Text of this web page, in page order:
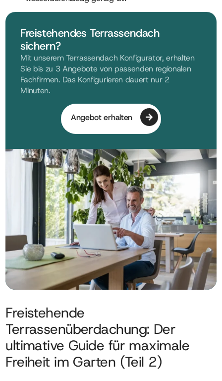
Freistehendes Terrassendach
sichern?
Mit unserem Terrassendach Konfigurator, erhalten
Sie bis zu 3 Angebote von passenden regionalen
Fachfirmen. Das Konfigurieren dauert nur 2
Minuten.
Angebot erhalten
Freistehende
Terrassenüberdachung: Der
ultimative Guide für maximale
Freiheit im Garten (Teil 2)